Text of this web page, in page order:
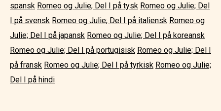
spansk Romeo og Julie; Del I på tysk Romeo og Julie; Del
I på svensk Romeo og Julie; Del I på italiensk Romeo og
Julie; Del I på japansk Romeo og Julie; Del I på koreansk
Romeo og Julie; Del I på portugisisk Romeo og Julie; Del I
på fransk Romeo og Julie; Del I på tyrkisk Romeo og Julie;
Del I på hindi